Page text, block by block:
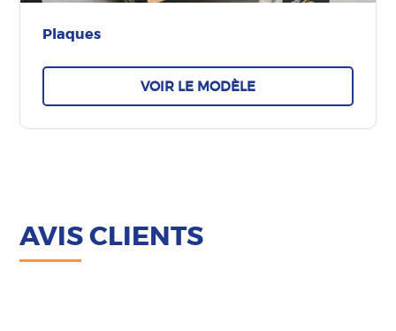
Plaques
VOIR LE MODÈLE
AVIS CLIENTS